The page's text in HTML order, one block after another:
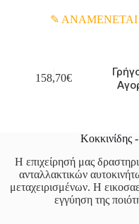
ΑΝΑΜΕΝΕΤΑΙ
158,70€
Κοκκινίδης
Η επιχείρησή μας
ανταλλακτικών
μεταχειρισμένων. Η
εγγύηση της